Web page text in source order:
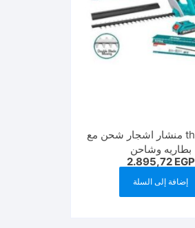
thtli20461 منشار اشجار شحن مع
بطاريه وشاحن
2.895,72 EGP
إضافة إلى السلة